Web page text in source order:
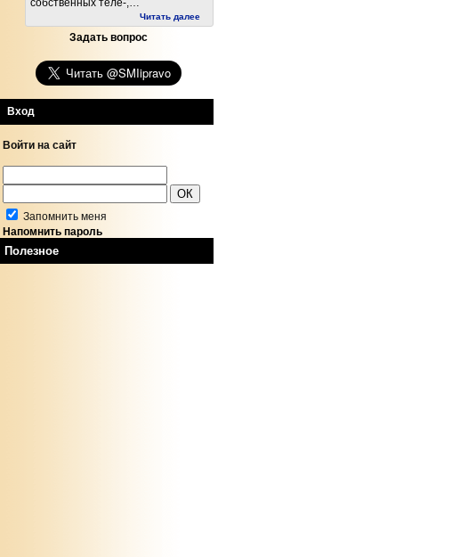
собственных теле-,…
Читать далее
Задать вопрос
Вход
Войти на сайт
Запомнить меня
Напомнить пароль
Полезное